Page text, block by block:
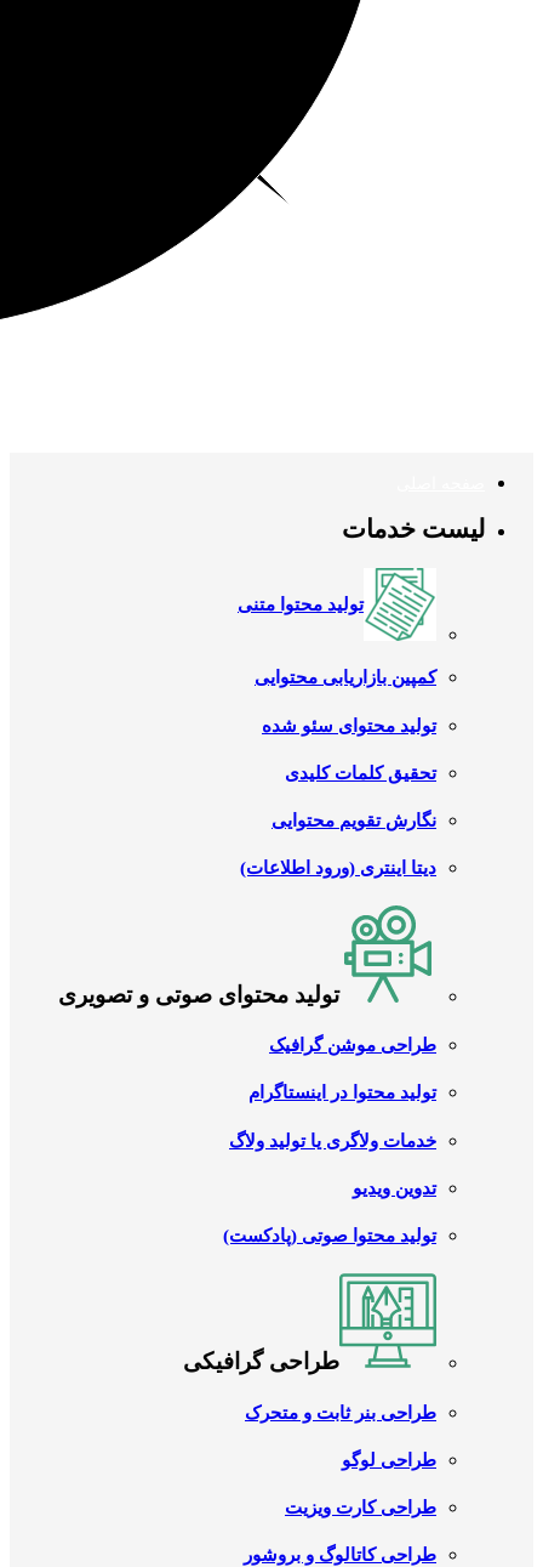
لیست خدمات
تولید محتوا متنی
کمپین بازاریابی محتوایی
تولید محتوای سئو شده
تحقیق کلمات کلیدی
نگارش تقویم محتوایی
دیتا اینتری (ورود اطلاعات)
تولید محتوای صوتی و تصویری
طراحی موشن گرافیک
تولید محتوا در اینستاگرام
خدمات ولاگری یا تولید ولاگ
تدوین ویدیو
تولید محتوا صوتی (پادکست)
طراحی گرافیکی
طراحی بنر ثابت و متحرک
طراحی لوگو
طراحی کارت ویزیت
طراحی کاتالوگ و بروشور